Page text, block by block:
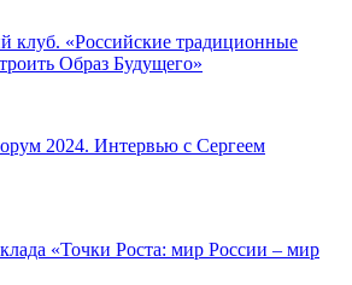
клуб. «Российские традиционные
Образ Будущего»
2024. Интервью с Сергеем
«Точки Роста: мир России – мир